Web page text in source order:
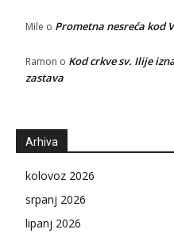
Mile o Prometna nesreća kod
Ramon o Kod crkve sv. Ilije
zastava
Arhiva
kolovoz 2026
srpanj 2026
lipanj 2026